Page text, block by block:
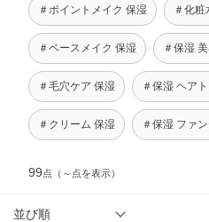
＃ポイントメイク 保湿 ＃化
＃ベースメイク 保湿 ＃保湿
＃毛穴ケア 保湿 ＃保湿 ヘア
＃クリーム 保湿 ＃保湿 ファ
99点 （～点を表示）
並び順